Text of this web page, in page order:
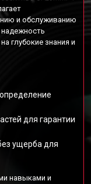
и обслуживанию
глубокие знания и
для гарантии
ущерба для
навыками и